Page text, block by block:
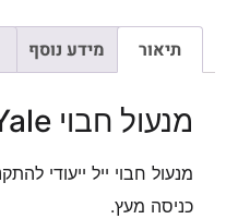
תיאור מידע נוסף
מנעול חבוי Yale
מנעול חבוי ייל ייעודי
כניסה מעץ.